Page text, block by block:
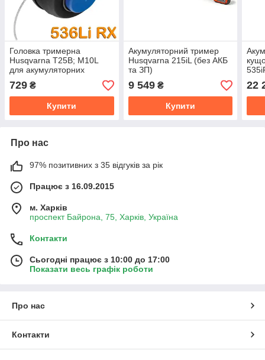
Головка тримерна
Husqvarna T25B; М10L
для акумуляторних
травокосарок 536LiRx,
520iRx
729 ₴
Купити
Акумуляторний тример
Husqvarna 215iL (без АКБ
та ЗП)
9 549₴
Купити
22
Про нас
97% позитивних з 35 відгуків за рік
Працює з 16.09.2015
м. Харків
проспект Байрона, 75, Харків, Україна
Контакти
Сьогодні працює з 10:00 до 17:00
Показати весь графік роботи
Про нас
Контакти